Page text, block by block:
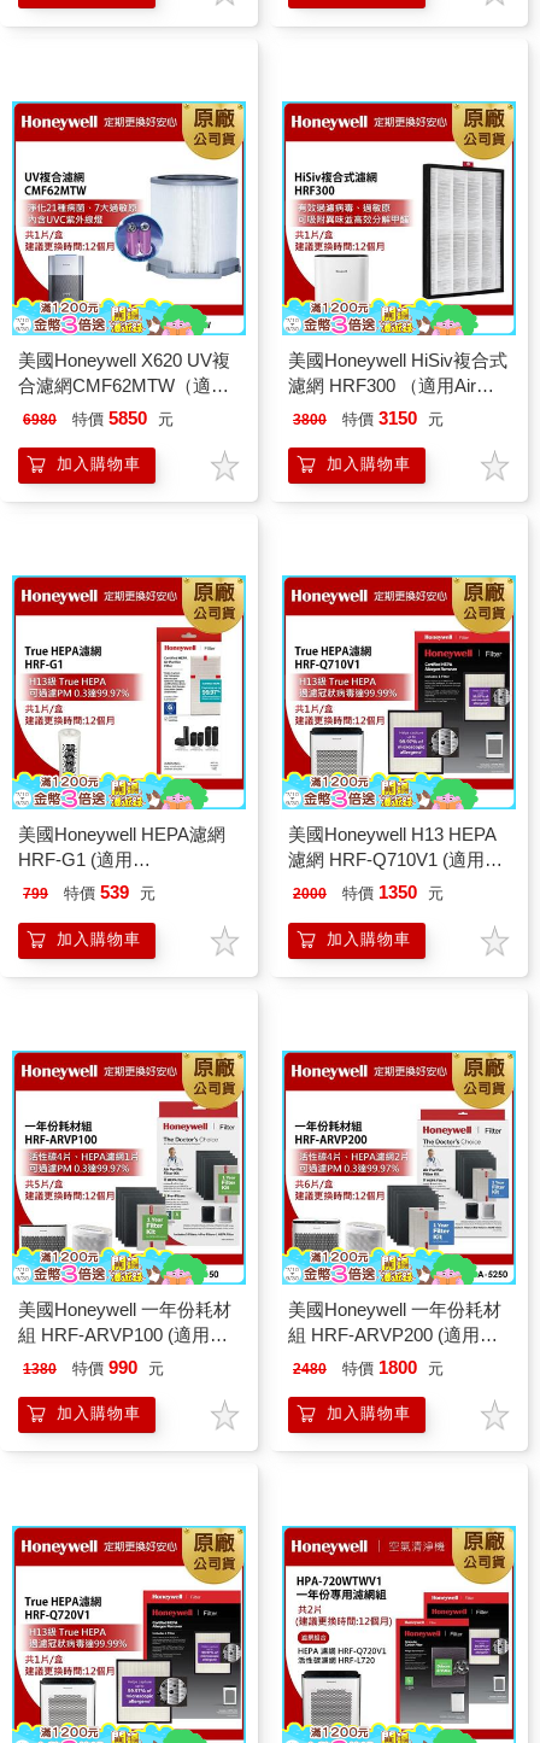
美國Honeywell X620 UV複
合濾網CMF62MTW（適用
X620S－PAC1101TW X3 太
6980 特價 5850 元
加入購物車
美國Honeywell HiSiv複合式
濾網 HRF300 （適用Air
Touch X305F－
3800 特價 3150 元
加入購物車
美國Honeywell HEPA濾網
HRF-G1 (適用
HPA030WTW)
799 特價 539 元
加入購物車
美國Honeywell H13 HEPA
濾網 HRF-Q710V1 (適用
HPA710WTWV1)
2000 特價 1350 元
加入購物車
美國Honeywell 一年份耗材
組 HRF-ARVP100 (適用
HPA100/HPA5150)
1380 特價 990 元
加入購物車
美國Honeywell 一年份耗材
組 HRF-ARVP200 (適用
HPA200/HPA202/HPA5250)
2480 特價 1800 元
加入購物車